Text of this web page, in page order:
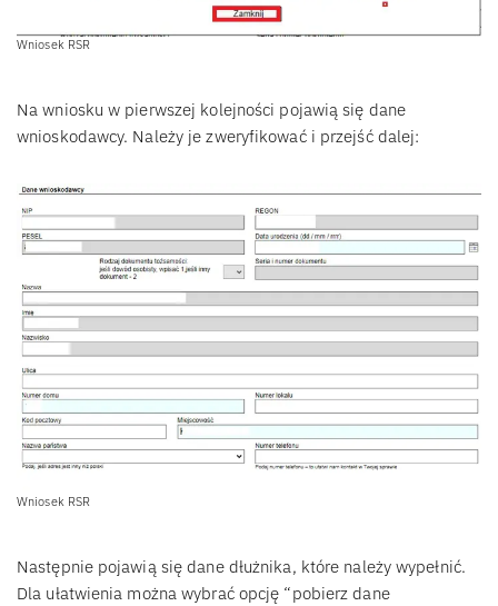
Wniosek RSR
Na wniosku w pierwszej kolejności pojawią się dane
wnioskodawcy. Należy je zweryfikować i przejść dalej:
Wniosek RSR
Następnie pojawią się dane dłużnika, które należy wypełnić.
Dla ułatwienia można wybrać opcję “pobierz dane